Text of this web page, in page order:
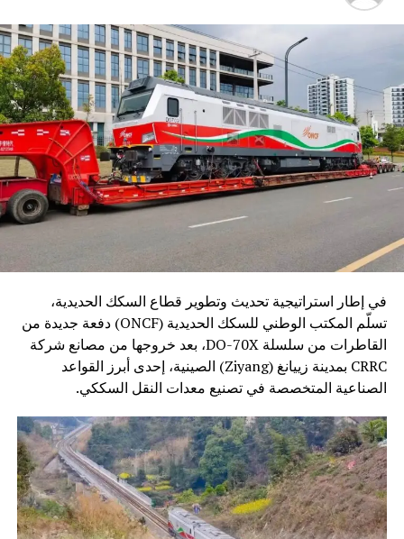
في إطار استراتيجية تحديث وتطوير قطاع السكك الحديدية،
تسلّم المكتب الوطني للسكك الحديدية (ONCF) دفعة جديدة من
القاطرات من سلسلة DO-70X، بعد خروجها من مصانع شركة
CRRC بمدينة زييانغ (Ziyang) الصينية، إحدى أبرز القواعد
الصناعية المتخصصة في تصنيع معدات النقل السككي.